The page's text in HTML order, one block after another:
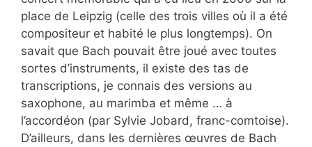
place de Leipzig (celle des trois villes où il a été
compositeur et habité le plus longtemps). On
savait que Bach pouvait être joué avec toutes
sortes d’instruments, il existe des tas de
transcriptions, je connais des versions au
saxophone, au marimba et même … à
l’accordéon (par Sylvie Jobard, franc-comtoise).
D’ailleurs, dans les dernières œuvres de Bach